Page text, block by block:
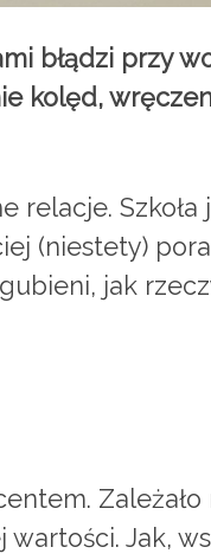
błądzi przy
kolęd,
Szkoła
(niestety)
jak
Jak,